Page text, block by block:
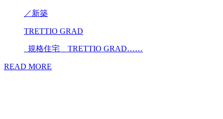
／新築
TRETTIO GRAD
規格住宅 TRETTIO GRAD……
READ MORE